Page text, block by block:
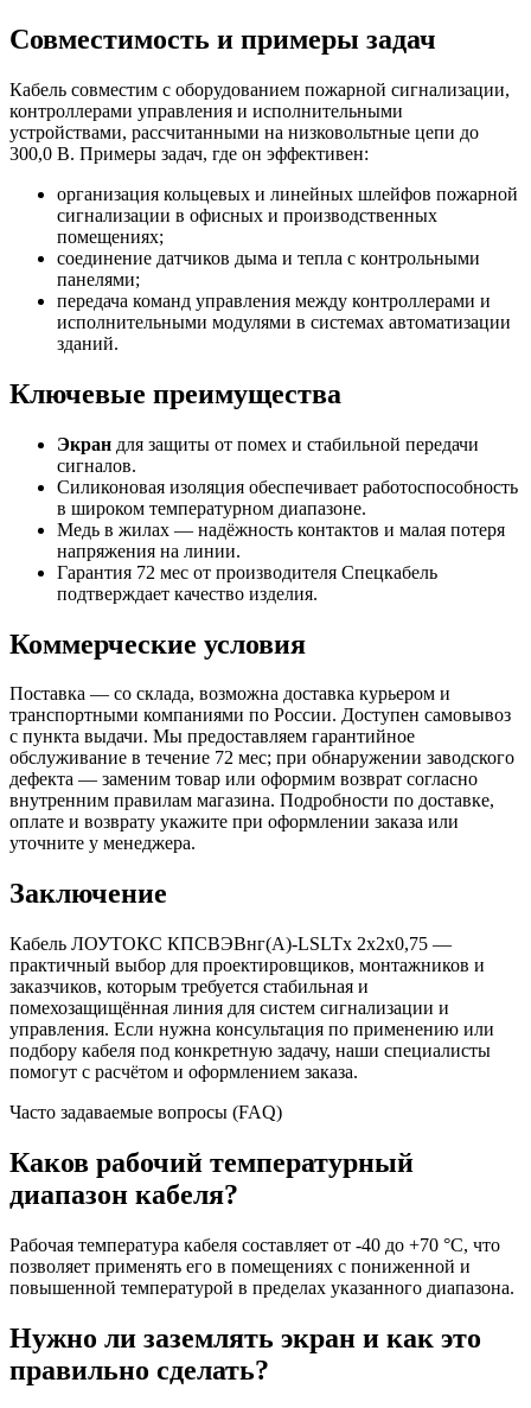
Совместимость и примеры задач
Кабель совместим с оборудованием пожарной сигнализации,
контроллерами управления и исполнительными
устройствами, рассчитанными на низковольтные цепи до
300,0 В. Примеры задач, где он эффективен:
организация кольцевых и линейных шлейфов пожарной
сигнализации в офисных и производственных
помещениях;
соединение датчиков дыма и тепла с контрольными
панелями;
передача команд управления между контроллерами и
исполнительными модулями в системах автоматизации
зданий.
Ключевые преимущества
Экран для защиты от помех и стабильной передачи
сигналов.
Силиконовая изоляция обеспечивает работоспособность
в широком температурном диапазоне.
Медь в жилах — надёжность контактов и малая потеря
напряжения на линии.
Гарантия 72 мес от производителя Спецкабель
подтверждает качество изделия.
Коммерческие условия
Поставка — со склада, возможна доставка курьером и
транспортными компаниями по России. Доступен самовывоз
с пункта выдачи. Мы предоставляем гарантийное
обслуживание в течение 72 мес; при обнаружении заводского
дефекта — заменим товар или оформим возврат согласно
внутренним правилам магазина. Подробности по доставке,
оплате и возврату укажите при оформлении заказа или
уточните у менеджера.
Заключение
Кабель ЛОУТОКС КПСВЭВнг(А)-LSLTx 2х2х0,75 —
практичный выбор для проектировщиков, монтажников и
заказчиков, которым требуется стабильная и
помехозащищённая линия для систем сигнализации и
управления. Если нужна консультация по применению или
подбору кабеля под конкретную задачу, наши специалисты
помогут с расчётом и оформлением заказа.
Часто задаваемые вопросы (FAQ)
Каков рабочий температурный
диапазон кабеля?
Рабочая температура кабеля составляет от -40 до +70 °C, что
позволяет применять его в помещениях с пониженной и
повышенной температурой в пределах указанного диапазона.
Нужно ли заземлять экран и как это
правильно сделать?